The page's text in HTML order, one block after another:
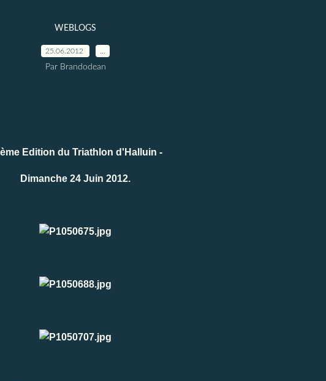
WEBLOGS
25.06.2012
Par Brandodean
Edition du Triathlon d'Halluin -
Dimanche 24 Juin 2012.